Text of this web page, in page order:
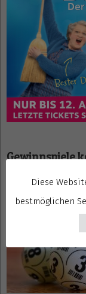
Gewinnspiele
Diese
bestmöglichen